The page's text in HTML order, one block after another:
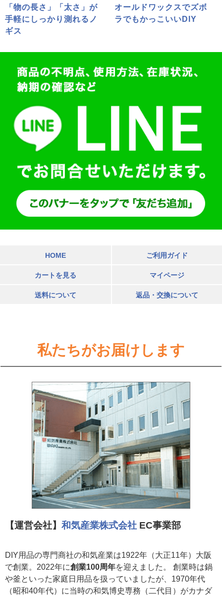
「物の長さ」「太さ」が
手軽にしっかり測れるノ
ギス
オールドワックスでズボ
ラでもかっこいいDIY
HOME ご利用ガイド
カートを見る マイページ
送料について 返品・交換について
私たちがお届けします
【運営会社】 和気産業株式会社 EC事業部
DIY用品の専門商社の和気産業は1922年（大正11年）大阪
で創業。2022年に創業100周年を迎えました。 創業時は鍋
や釜といった家庭日用品を扱っていましたが、1970年代
（昭和40年代）に当時の和気博史専務（二代目）がカナダ